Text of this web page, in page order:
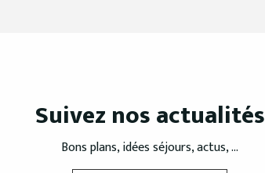
Suivez nos actualités
Bons plans, idées séjours, actus, ...